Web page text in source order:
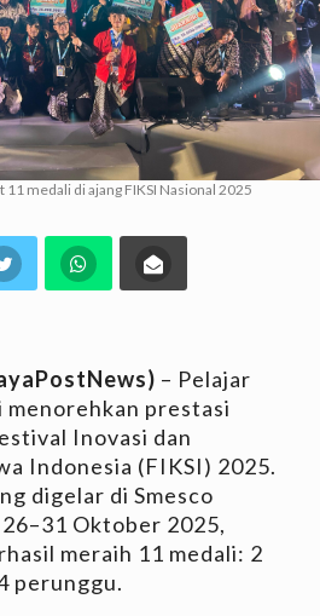
11 medali di ajang FIKSI Nasional 2025
– Pelajar
menorehkan prestasi
Inovasi dan
Indonesia (FIKSI) 2025.
digelar di Smesco
Oktober 2025,
meraih 11 medali: 2
perunggu.